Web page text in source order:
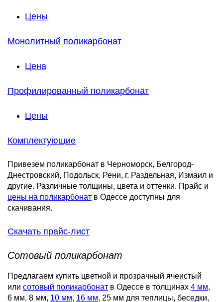
Цены
Монолитный поликарбонат
Цена
Профилированный поликарбонат
Цены
Комплектующие
Привезем поликарбонат в Черноморск, Белгород-
Днестровский, Подольск, Рени, г. Раздельная, Измаил и
другие. Различные толщины, цвета и оттенки. Прайс и
цены на поликарбонат в Одессе доступны для
скачивания.
Скачать прайс-лист
Cотовый поликарбонат
Предлагаем купить цветной и прозрачный ячеистый
или сотовый поликарбонат в Одессе в толщинах 4 мм,
6 мм, 8 мм, 10 мм, 16 мм, 25 мм для теплицы, беседки,